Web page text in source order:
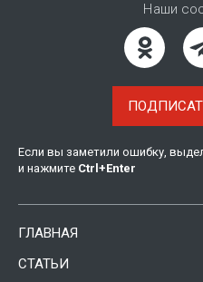
Наши
Если вы заметили ошибку,
и нажмите Ctrl +Enter
ГЛАВНАЯ
СТАТЬИ